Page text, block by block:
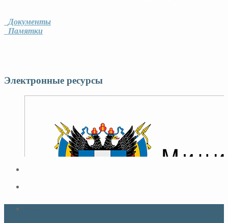
Документы
Памятки
Электронные ресурсы